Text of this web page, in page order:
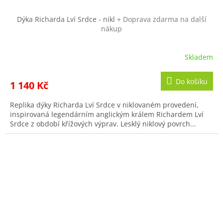
Dýka Richarda Lví Srdce - nikl + Doprava zdarma na další
nákup
Skladem
1 140 Kč Do košíku
Replika dýky Richarda Lví Srdce v niklovaném provedení,
inspirovaná legendárním anglickým králem Richardem Lví
Srdce z období křížových výprav. Lesklý niklový povrch...